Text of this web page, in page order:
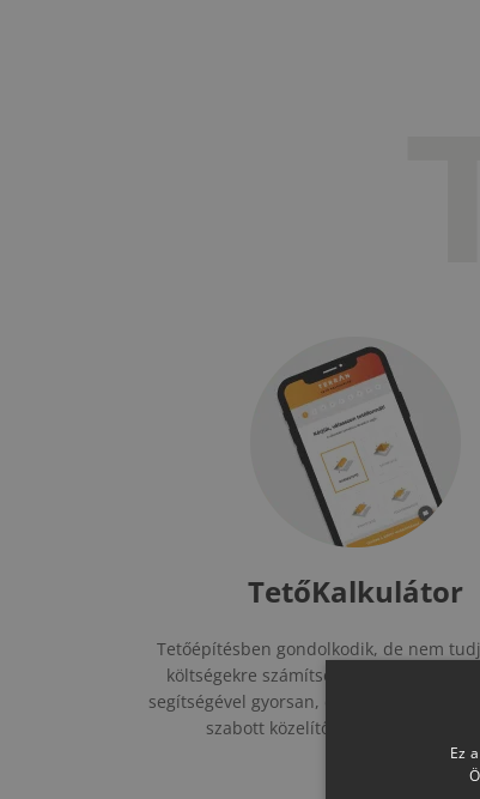
TetőKalkulátor
Tetőépítésben gondolkodik, de nem
költségekre számítson? A Terrán
segítségével gyorsan, díjmentesen juthat
szabott közelítőleges
Ez